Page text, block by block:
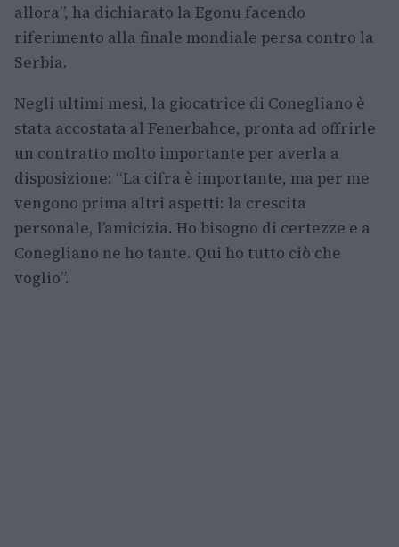
allora”, ha dichiarato la Egonu facendo
riferimento alla finale mondiale persa contro la
Serbia.
Negli ultimi mesi, la giocatrice di Conegliano è
stata accostata al Fenerbahce, pronta ad offrirle
un contratto molto importante per averla a
disposizione: “La cifra è importante, ma per me
vengono prima altri aspetti: la crescita
personale, l’amicizia. Ho bisogno di certezze e a
Conegliano ne ho tante. Qui ho tutto ciò che
voglio”.